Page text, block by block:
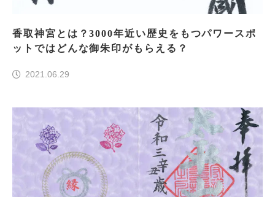
香取神宮とは？3000年近い歴史をもつパワースポ
ットではどんな御朱印がもらえる？
2021.06.29